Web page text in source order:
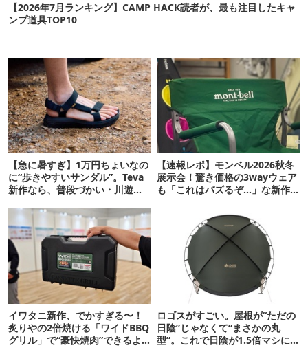
【2026年7月ランキング】CAMP HACK読者が、最も注目したキャ
ンプ道具TOP10
【急に暑すぎ】1万円ちょいなの
に“歩きやすいサンダル”。Teva
新作なら、普段づかい・川遊
【速報レポ】モンベル2026秋冬
展示会！驚き価格の3wayウェア
も「これはバズるぞ…」な新作
イワタニ新作、でかすぎる〜！
炙りやの2倍焼ける「ワイドBBQ
グリル」で“豪快焼肉”できるよ
ロゴスがすごい。屋根が“ただの
日陰”じゃなくて“まさかの丸
型”。これで日陰が1.5倍マシに